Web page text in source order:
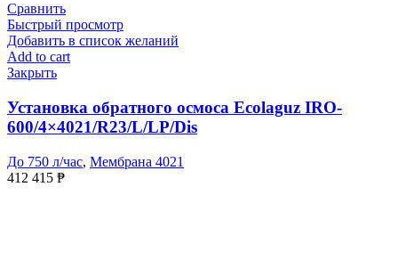
Сравнить
Быстрый просмотр
Добавить в список желаний
Add to cart
Закрыть
Установка обратного осмоса Ecolaguz IRO-
600/4×4021/R23/L/LP/Dis
До 750 л/час, Мембрана 4021
412 415 ₱